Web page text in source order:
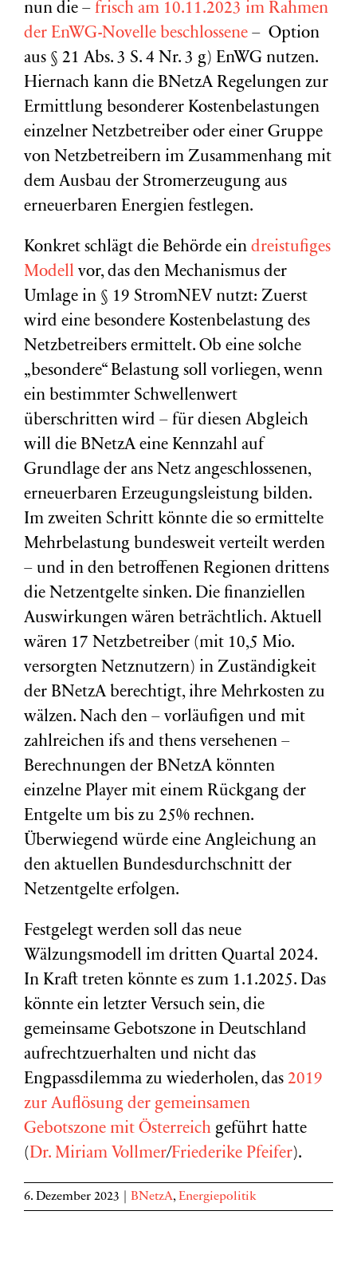
nun die – frisch am 10.11.2023 im Rahmen
der EnWG-Novelle beschlossene – Option
aus § 21 Abs. 3 S. 4 Nr. 3 g) EnWG nutzen.
Hiernach kann die BNetzA Regelungen zur
Ermittlung besonderer Kostenbelastungen
einzelner Netzbetreiber oder einer Gruppe
von Netzbetreibern im Zusammenhang mit
dem Ausbau der Stromerzeugung aus
erneuerbaren Energien festlegen.
Konkret schlägt die Behörde ein dreistufiges
Modell vor, das den Mechanismus der
Umlage in § 19 StromNEV nutzt: Zuerst
wird eine besondere Kostenbelastung des
Netzbetreibers ermittelt. Ob eine solche
„besondere“ Belastung soll vorliegen, wenn
ein bestimmter Schwellenwert
überschritten wird – für diesen Abgleich
will die BNetzA eine Kennzahl auf
Grundlage der ans Netz angeschlossenen,
erneuerbaren Erzeugungsleistung bilden.
Im zweiten Schritt könnte die so ermittelte
Mehrbelastung bundesweit verteilt werden
– und in den betroffenen Regionen drittens
die Netzentgelte sinken. Die finanziellen
Auswirkungen wären beträchtlich. Aktuell
wären 17 Netzbetreiber (mit 10,5 Mio.
versorgten Netznutzern) in Zuständigkeit
der BNetzA berechtigt, ihre Mehrkosten zu
wälzen. Nach den – vorläufigen und mit
zahlreichen ifs and thens versehenen –
Berechnungen der BNetzA könnten
einzelne Player mit einem Rückgang der
Entgelte um bis zu 25% rechnen.
Überwiegend würde eine Angleichung an
den aktuellen Bundesdurchschnitt der
Netzentgelte erfolgen.
Festgelegt werden soll das neue
Wälzungsmodell im dritten Quartal 2024.
In Kraft treten könnte es zum 1.1.2025. Das
könnte ein letzter Versuch sein, die
gemeinsame Gebotszone in Deutschland
aufrechtzuerhalten und nicht das
Engpassdilemma zu wiederholen, das 2019
zur Auflösung der gemeinsamen
Gebotszone mit Österreich geführt hatte
(Dr. Miriam Vollmer/Friederike Pfeifer).
6. Dezember 2023 BNetzA, Energiepolitik